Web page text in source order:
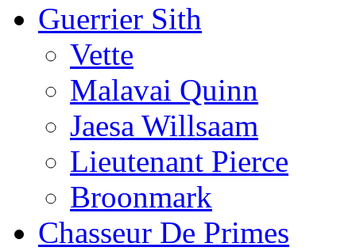
Guerrier Sith
Vette
Malavai Quinn
Jaesa Willsaam
Lieutenant Pierce
Broonmark
Chasseur De Primes